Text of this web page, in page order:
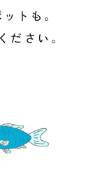
トも。
ださい。